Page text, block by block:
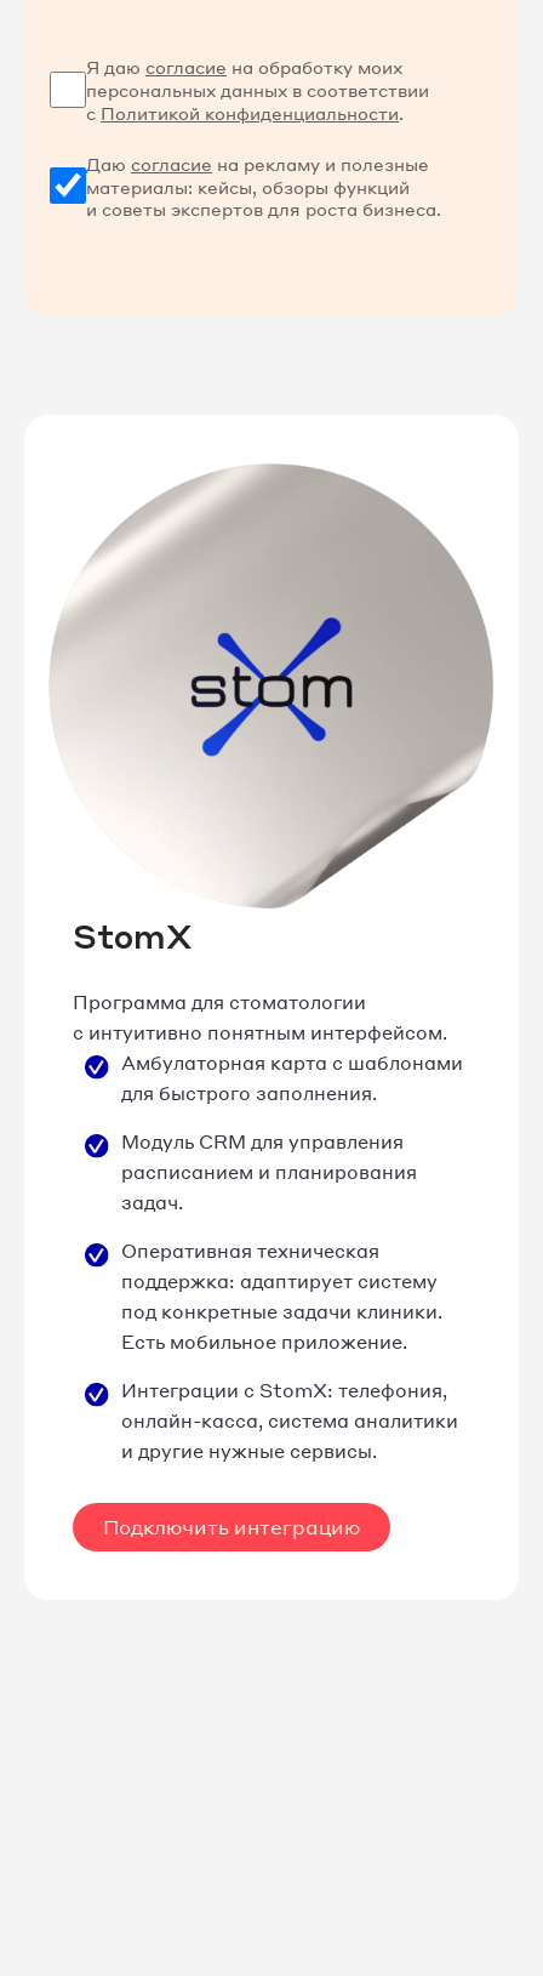
Я даю согласие на обработку моих
персональных данных в соответствии
с Политикой конфиденциальности.
Даю согласие на рекламу и полезные
материалы: кейсы, обзоры функций
и советы экспертов для роста бизнеса.
StomX
Программа для стоматологии
с интуитивно понятным интерфейсом.
Амбулаторная карта с шаблонами
для быстрого заполнения.
Модуль CRM для управления
расписанием и планирования
задач.
Оперативная техническая
поддержка: адаптирует систему
под конкретные задачи клиники.
Есть мобильное приложение.
Интеграции с StomX: телефония,
онлайн-касса, система аналитики
и другие нужные сервисы.
Подключить интеграцию